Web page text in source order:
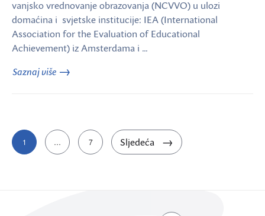
vanjsko vrednovanje obrazovanja (NCVVO) u ulozi
domaćina i svjetske institucije: IEA (International
Association for the Evaluation of Educational
Achievement) iz Amsterdama i …
Saznaj više
Brojevi
stranica
1 … 7 Sljedeća